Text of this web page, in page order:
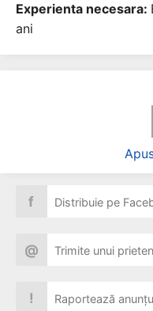
Experienta necesara:
ani
f Distribuie pe
@ Trimite unui prieten
! Raportează